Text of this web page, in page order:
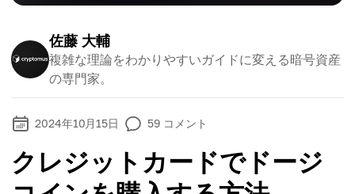
佐藤 大輔
複雑な理論をわかりやすいガイドに変える暗号資産
の専門家。
2024年10月15日 59 コメント
クレジットカードでドージ